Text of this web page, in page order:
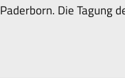
Paderborn. Die Tagung